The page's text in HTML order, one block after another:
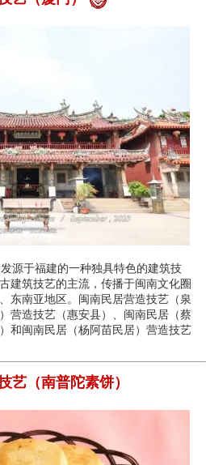
于福建的一种独具特色的建筑技
建筑技艺的主流，传播于闽南文化圈
东南亚地区。闽南民居营造技艺（泉
营造技艺（惠安县）、闽南民居（蔡
和闽南民居（杨阿苗民居）营造技艺
艺（南普陀素饼）